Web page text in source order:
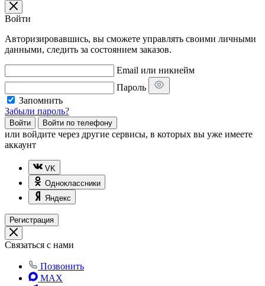
Войти
Авторизировавшись, вы сможете управлять своими личными
данными, следить за состоянием заказов.
Email или никнейм
Пароль
Запомнить
Забыли пароль?
Войти Войти по телефону
или войдите через другие сервисы, в которых вы уже имеете
аккаунт
VK
Одноклассники
Яндекс
Регистрация
Связаться с нами
Позвонить
MAX